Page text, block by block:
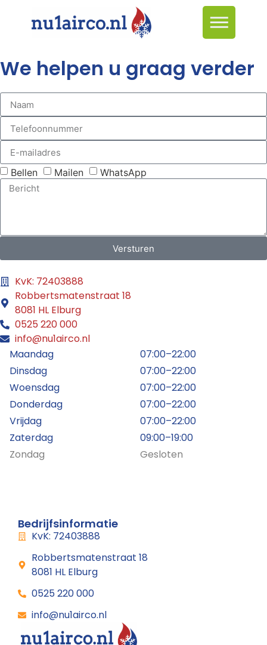
We helpen u graag verder
Bellen Mailen WhatsApp
Versturen
KvK: 72403888
Robbertsmatenstraat 18
8081 HL Elburg
0525 220 000
info@nu1airco.nl
Maandag
07:00–22:00
Dinsdag
07:00–22:00
Woensdag
07:00–22:00
Donderdag
07:00–22:00
Vrijdag
07:00–22:00
Zaterdag
09:00–19:00
Zondag
Gesloten
Bedrijfsinformatie
KvK: 72403888
Robbertsmatenstraat 18
8081 HL Elburg
0525 220 000
info@nu1airco.nl